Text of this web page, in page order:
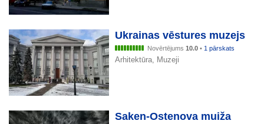
Ukrainas vēstures muzejs
Novērtējums 10.0 • 1 pārskats
Arhitektūra, Muzeji
Saken-Ostenova muiža